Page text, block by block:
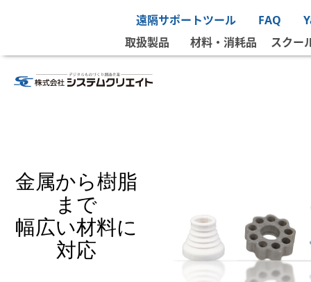
遠隔サポートツール FAQ
取扱製品
材料・消耗品 スクー
金属から樹脂
まで
幅広い材料に
対応